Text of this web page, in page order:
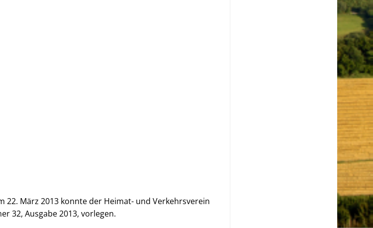
22. März 2013 konnte der Heimat- und Verkehrsverein
32, Ausgabe 2013, vorlegen.